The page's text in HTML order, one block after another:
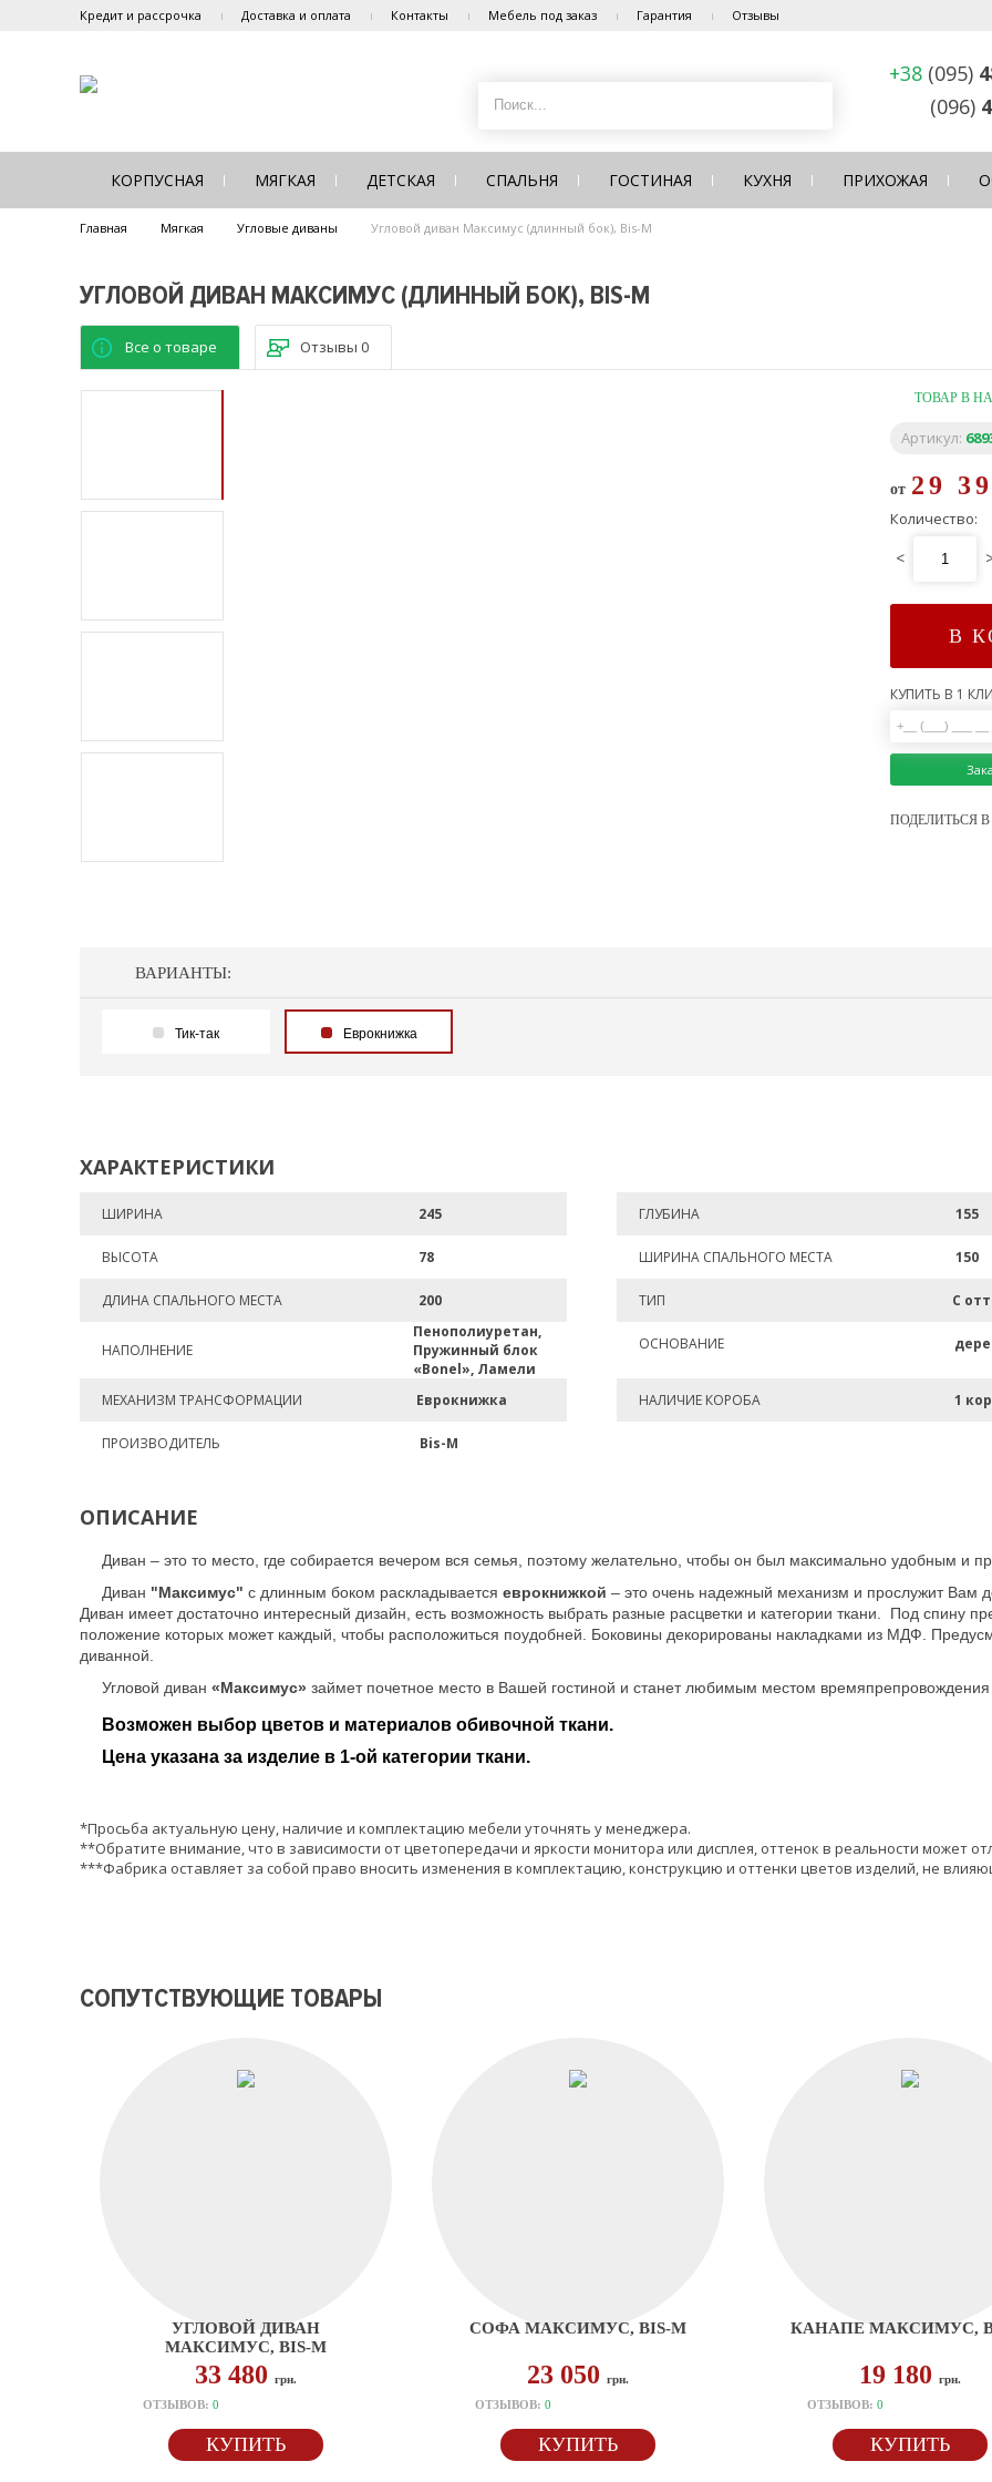
Кредит и рассрочка Доставка и оплата Контакты Мебель под заказ Гарантия Отзывы
+38 (095)
(096)
КОРПУСНАЯ МЯГКАЯ ДЕТСКАЯ СПАЛЬНЯ ГОСТИНАЯ КУХНЯ ПРИХОЖАЯ
Главная Мягкая Угловые диваны Угловой диван Максимус (длинный бок), Bis-M
УГЛОВОЙ ДИВАН МАКСИМУС (ДЛИННЫЙ БОК), BIS-M
Все о товаре Отзывы 0
ТОВАР В
Артикул:
от 29
Количество:
<
В
КУПИТЬ В 1
ПОДЕЛИТЬСЯ
ВАРИАНТЫ:
Тик-так Еврокнижка
ХАРАКТЕРИСТИКИ
ШИРИНА 245 ГЛУБИНА 155
ВЫСОТА 78 ШИРИНА СПАЛЬНОГО МЕСТА 150
ДЛИНА СПАЛЬНОГО МЕСТА 200 ТИП С
НАПОЛНЕНИЕ
Пенополиуретан,
Пружинный блок
«Bonel», Ламели
ОСНОВАНИЕ
МЕХАНИЗМ ТРАНСФОРМАЦИИ Еврокнижка НАЛИЧИЕ КОРОБА 1
ПРОИЗВОДИТЕЛЬ Bis-M
ОПИСАНИЕ
Диван – это то место, где собирается вечером вся семья, поэтому желательно, чтобы он был максимально удобным и
Диван "Максимус" с длинным боком раскладывается еврокнижкой – это очень надежный механизм и прослужит Вам
Диван имеет достаточно интересный дизайн, есть возможность выбрать разные расцветки и категории ткани. Под спину
положение которых может каждый, чтобы расположиться поудобней. Боковины декорированы накладками из МДФ.
диванной.
Угловой диван «Максимус» займет почетное место в Вашей гостиной и станет любимым местом времяпрепровождения
Возможен выбор цветов и материалов обивочной ткани.
Цена указана за изделие в 1-ой категории ткани.
*Просьба актуальную цену, наличие и комплектацию мебели уточнять у менеджера.
**Обратите внимание, что в зависимости от цветопередачи и яркости монитора или дисплея, оттенок в реальности может
***Фабрика оставляет за собой право вносить изменения в комплектацию, конструкцию и оттенки цветов изделий, не
СОПУТСТВУЮЩИЕ ТОВАРЫ
УГЛОВОЙ ДИВАН
МАКСИМУС, BIS-M
33 480 грн.
ОТЗЫВОВ: 0
КУПИТЬ
СОФА МАКСИМУС, BIS-M
23 050 грн.
ОТЗЫВОВ: 0
КУПИТЬ
КАНАПЕ МАКСИМУС,
19 180 грн.
ОТЗЫВОВ: 0
КУПИТЬ